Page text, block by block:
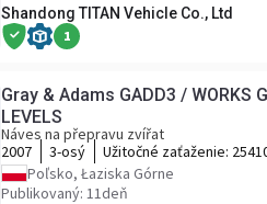
Shandong TITAN Vehicle Co., Ltd
1
Gray & Adams GADD3 / WORKS
LEVELS
Náves na přepravu zvířat
2007
3-osý Užitočné zaťaženie:
Poľsko, Łaziska Górne
Publikovaný: 11deň